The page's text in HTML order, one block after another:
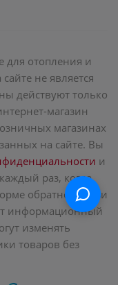
для отопления и
не является
действуют только
магазин
магазинах
на сайте. Вы
и
раз, когда
обратной связи
информационный
изменять
товаров без